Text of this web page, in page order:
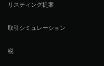
リスティング提案
取引シミュレーション
税